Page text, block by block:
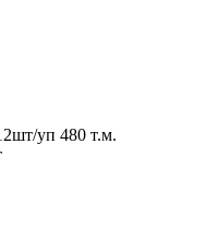
уп 480 т.м.